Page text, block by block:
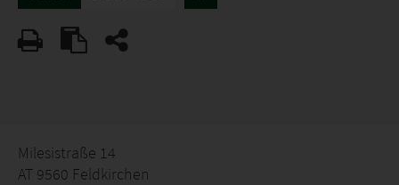
Milesistraße 14
AT 9560 Feldkirchen